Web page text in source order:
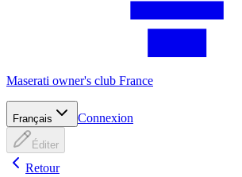
Maserati owner's club France
Français Connexion
Éditer
Retour